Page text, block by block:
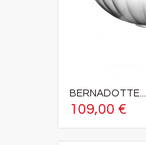
BERNADOTTE...
109,00 €